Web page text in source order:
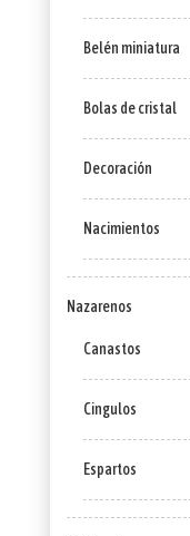
Belén miniatura
Bolas de cristal
Decoración
Nacimientos
Nazarenos
Canastos
Cingulos
Espartos